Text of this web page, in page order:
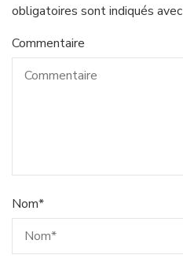
obligatoires sont indiqués avec
Commentaire
Nom*